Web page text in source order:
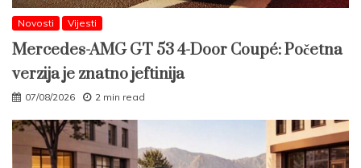
Novosti Vijesti
Mercedes-AMG GT 53 4-Door Coupé: Početna
verzija je znatno jeftinija
07/08/2026 2 min read